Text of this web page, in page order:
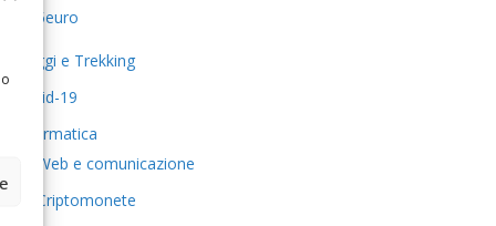
5euro
Viaggi e Trekking
Covid-19
Informatica
Web e comunicazione
Criptomonete